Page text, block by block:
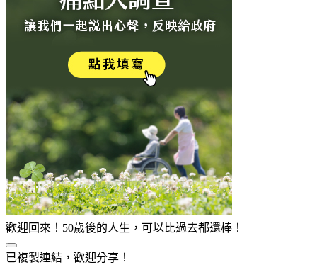
歡迎回來！50歲後的人生，可以比過去都還棒！
已複製連結，歡迎分享！